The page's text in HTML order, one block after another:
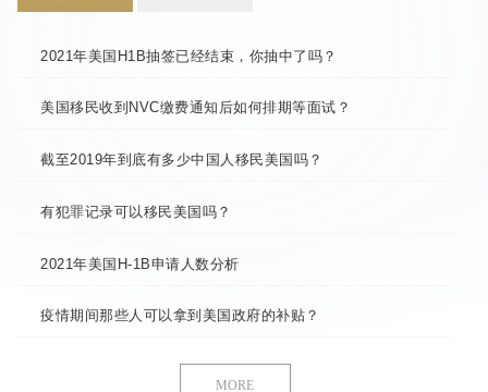
2021年美国H1B抽签已经结束，你抽中了吗？
美国移民收到NVC缴费通知后如何排期等面试？
截至2019年到底有多少中国人移民美国吗？
有犯罪记录可以移民美国吗？
2021年美国H-1B申请人数分析
疫情期间那些人可以拿到美国政府的补贴？
MORE